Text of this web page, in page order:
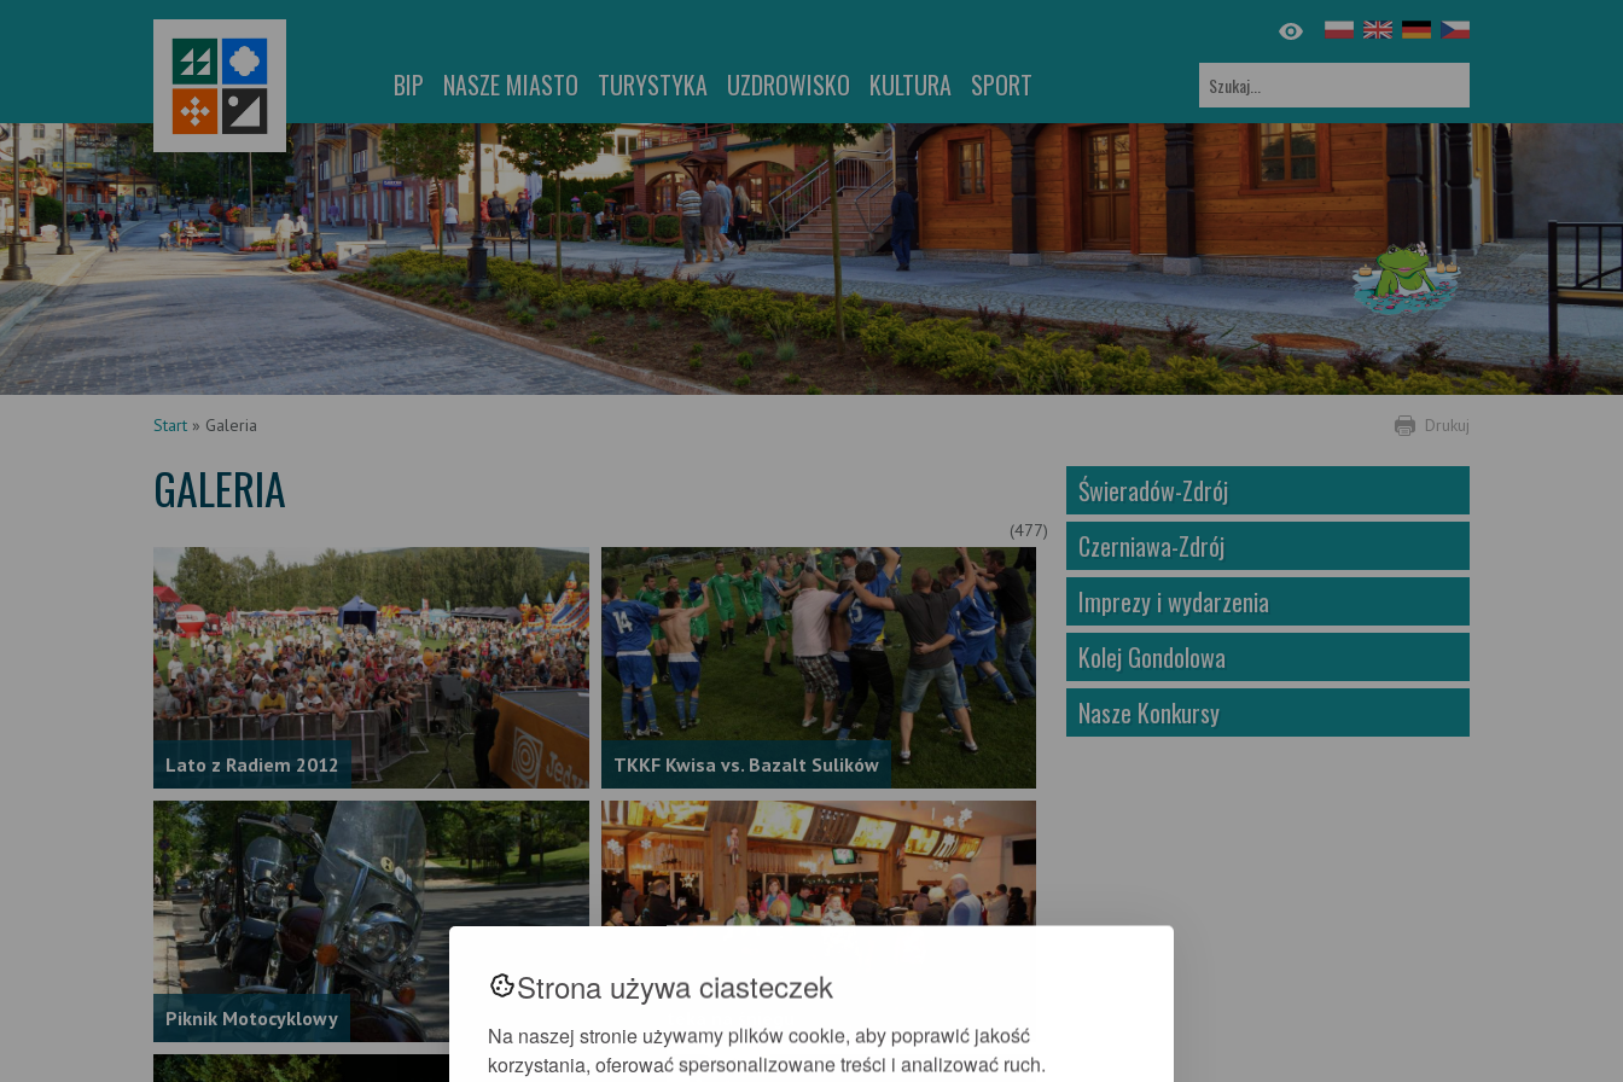
Strona używa ciasteczek
Na naszej stronie używamy plików cookie, aby poprawić jakość
korzystania, oferować spersonalizowane treści i analizować ruch.
BIP NASZE MIASTO TURYSTYKA UZDROWISKO KULTURA SPORT
Drukuj
Start » Galeria
GALERIA
(477)
Lato z Radiem 2012 TKKF Kwisa vs. Bazalt Sulików
Piknik Motocyklowy
Świeradów-Zdrój
Czerniawa-Zdrój
Imprezy i wydarzenia
Kolej Gondolowa
Nasze Konkursy